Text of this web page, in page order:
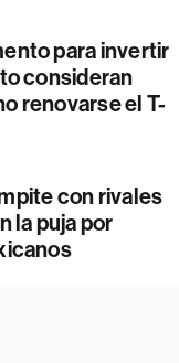
para invertir
consideran
renovarse el T-
con rivales
la puja por